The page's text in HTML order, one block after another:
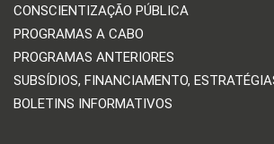
CONSCIENTIZAÇÃO PÚBLICA
PROGRAMAS A CABO
PROGRAMAS ANTERIORES
SUBSÍDIOS, FINANCIAMENTO,
BOLETINS INFORMATIVOS